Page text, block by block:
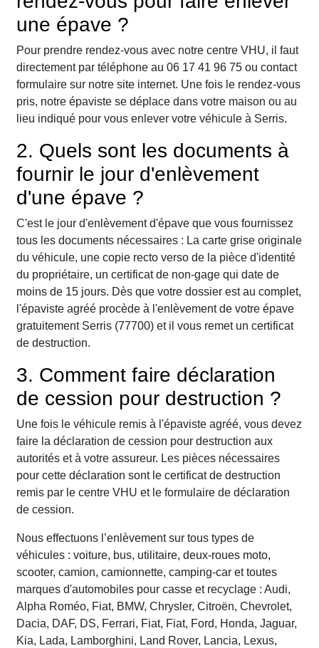
une épave ?
Pour prendre rendez-vous avec notre centre VHU, il faut
directement par téléphone au 06 17 41 96 75 ou contact
formulaire sur notre site internet. Une fois le rendez-vous
pris, notre épaviste se déplace dans votre maison ou au
lieu indiqué pour vous enlever votre véhicule à Serris.
2. Quels sont les documents à
fournir le jour d'enlèvement
d'une épave ?
C'est le jour d'enlèvement d'épave que vous fournissez
tous les documents nécessaires : La carte grise originale
du véhicule, une copie recto verso de la pièce d'identité
du propriétaire, un certificat de non-gage qui date de
moins de 15 jours. Dès que votre dossier est au complet,
l'épaviste agréé procède à l'enlèvement de votre épave
gratuitement Serris (77700) et il vous remet un certificat
de destruction.
3. Comment faire déclaration
de cession pour destruction ?
Une fois le véhicule remis à l'épaviste agréé, vous devez
faire la déclaration de cession pour destruction aux
autorités et à votre assureur. Les pièces nécessaires
pour cette déclaration sont le certificat de destruction
remis par le centre VHU et le formulaire de déclaration
de cession.
Nous effectuons l’enlèvement sur tous types de
véhicules : voiture, bus, utilitaire, deux-roues moto,
scooter, camion, camionnette, camping-car et toutes
marques d'automobiles pour casse et recyclage : Audi,
Alpha Roméo, Fiat, BMW, Chrysler, Citroën, Chevrolet,
Dacia, DAF, DS, Ferrari, Fiat, Fiat, Ford, Honda, Jaguar,
Kia, Lada, Lamborghini, Land Rover, Lancia, Lexus,